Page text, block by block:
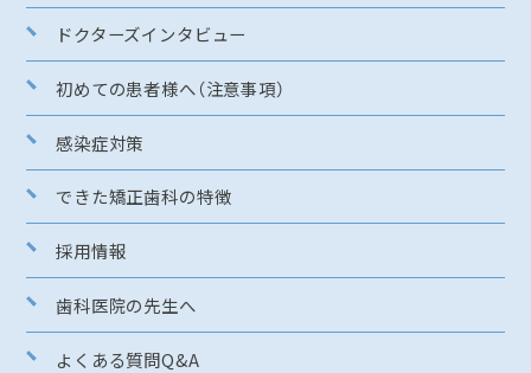
ドクターズインタビュー
初めての患者様へ（注意事項）
感染症対策
できた矯正歯科の特徴
採用情報
歯科医院の先生へ
よくある質問Q&A